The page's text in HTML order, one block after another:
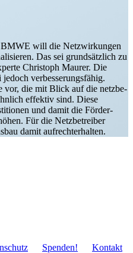
BMWE will die Netzwir­kungen
Das sei grund­sätzlich zu
Christoph Maurer. Die
verbes­se­rungs­fähig.
vor, die mit Blick auf die netzbe­
effektiv sind. Diese
und damit die Förder­
Für die Netzbe­treiber
damit aufrechterhalten.
Spenden! Kontakt